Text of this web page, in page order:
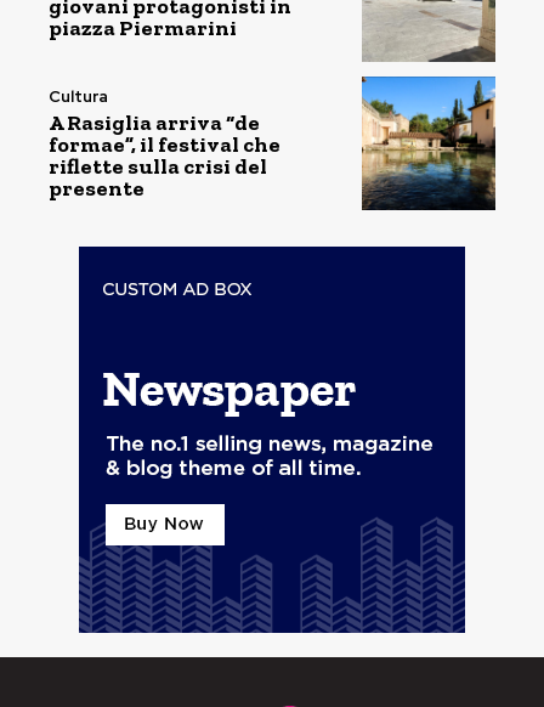
giovani protagonisti in
piazza Piermarini
Cultura
A Rasiglia arriva “de
formae”, il festival che
riflette sulla crisi del
presente